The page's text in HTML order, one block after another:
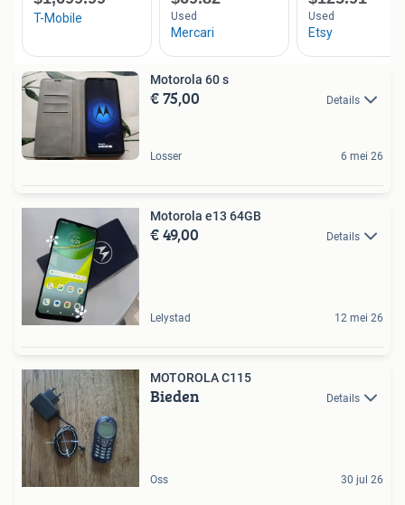
Motorola 60 s
€ 75,00 Details
Losser 6 mei 26
Motorola e13 64GB
€ 49,00 Details
Lelystad 12 mei 26
MOTOROLA C115
Bieden Details
Oss 30 jul 26